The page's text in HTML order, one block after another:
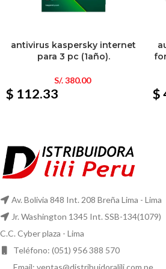
antivirus kaspersky internet
para 3 pc (1año).
S/.380.00
$ 112.33 $
Av. Bolivia 848 Int. 208 Breña Lima - Lima
Jr. Washington 1345 Int. SSB-134(1079)
C.C. Cyber plaza - Lima
Teléfono: (051) 956 388 570
Email: ventas@distribuidoralili.com.pe